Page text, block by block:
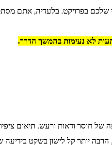
שלכם בפרויקט. בלעדיה, אתם
לא נעימות בהמשך הדרך.
חוסר ודאות ורעש. תיאום
יותר קל לישון בשקט